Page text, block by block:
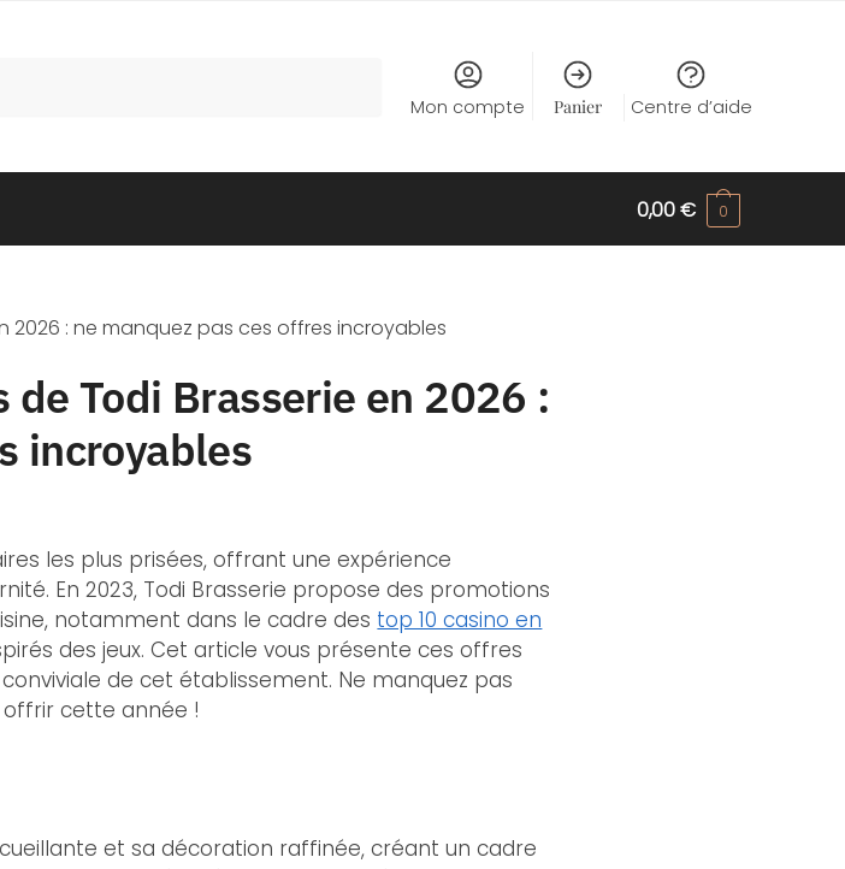
Mon compte
Panier Centre d’aide
0,00€ 0
2026 : ne manquez pas ces offres incroyables
Todi Brasserie en 2026 :
incroyables
les plus prisées, offrant une expérience
En 2023, Todi Brasserie propose des promotions
notamment dans le cadre des top 10 casino en
des jeux. Cet article vous présente ces offres
de cet établissement. Ne manquez pas
offrir cette année !
et sa décoration raffinée, créant un cadre